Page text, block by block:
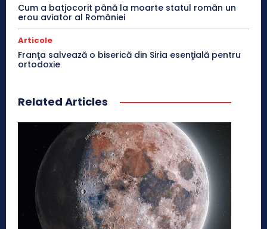
Cum a batjocorit până la moarte statul român un
erou aviator al României
Articole
Franţa salvează o biserică din Siria esenţială pentru
ortodoxie
Related Articles